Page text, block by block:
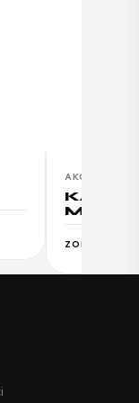
AKCESORIA
ZOBACZ